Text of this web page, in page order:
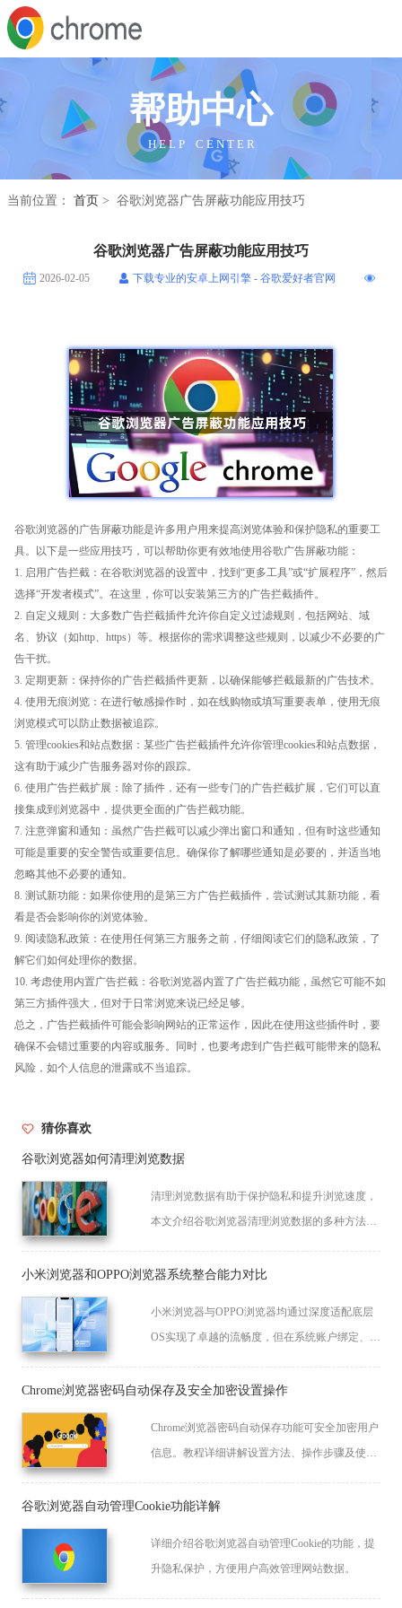
帮助中心
H E L P C E N T E R
当前位置： 首页 > 谷歌浏览器广告屏蔽功能应用技巧
谷歌浏览器广告屏蔽功能应用技巧
2026-02-05 下载专业的安卓上网引擎 - 谷歌爱好者官网
谷歌浏览器的广告屏蔽功能是许多用户用来提高浏览体验和保护隐私的重要工
具。以下是一些应用技巧，可以帮助你更有效地使用谷歌广告屏蔽功能：
1. 启用广告拦截：在谷歌浏览器的设置中，找到“更多工具”或“扩展程序”，然后
选择“开发者模式”。在这里，你可以安装第三方的广告拦截插件。
2. 自定义规则：大多数广告拦截插件允许你自定义过滤规则，包括网站、域
名、协议（如http、https）等。根据你的需求调整这些规则，以减少不必要的广
告干扰。
3. 定期更新：保持你的广告拦截插件更新，以确保能够拦截最新的广告技术。
4. 使用无痕浏览：在进行敏感操作时，如在线购物或填写重要表单，使用无痕
浏览模式可以防止数据被追踪。
5. 管理cookies和站点数据：某些广告拦截插件允许你管理cookies和站点数据，
这有助于减少广告服务器对你的跟踪。
6. 使用广告拦截扩展：除了插件，还有一些专门的广告拦截扩展，它们可以直
接集成到浏览器中，提供更全面的广告拦截功能。
7. 注意弹窗和通知：虽然广告拦截可以减少弹出窗口和通知，但有时这些通知
可能是重要的安全警告或重要信息。确保你了解哪些通知是必要的，并适当地
忽略其他不必要的通知。
8. 测试新功能：如果你使用的是第三方广告拦截插件，尝试测试其新功能，看
看是否会影响你的浏览体验。
9. 阅读隐私政策：在使用任何第三方服务之前，仔细阅读它们的隐私政策，了
解它们如何处理你的数据。
10. 考虑使用内置广告拦截：谷歌浏览器内置了广告拦截功能，虽然它可能不如
第三方插件强大，但对于日常浏览来说已经足够。
总之，广告拦截插件可能会影响网站的正常运作，因此在使用这些插件时，要
确保不会错过重要的内容或服务。同时，也要考虑到广告拦截可能带来的隐私
风险，如个人信息的泄露或不当追踪。
猜你喜欢
谷歌浏览器如何清理浏览数据
清理浏览数据有助于保护隐私和提升浏览速度，
本文介绍谷歌浏览器清理浏览数据的多种方法和
小米浏览器和OPPO浏览器系统整合能力对比
小米浏览器与OPPO浏览器均通过深度适配底层
OS实现了卓越的流畅度，但在系统账户绑定、云
评测通过多组系统级测试，全面解析两大厂商在
Chrome浏览器密码自动保存及安全加密设置操作
Chrome浏览器密码自动保存功能可安全加密用户
信息。教程详细讲解设置方法、操作步骤及使用
谷歌浏览器自动管理Cookie功能详解
详细介绍谷歌浏览器自动管理Cookie的功能，提
升隐私保护，方便用户高效管理网站数据。